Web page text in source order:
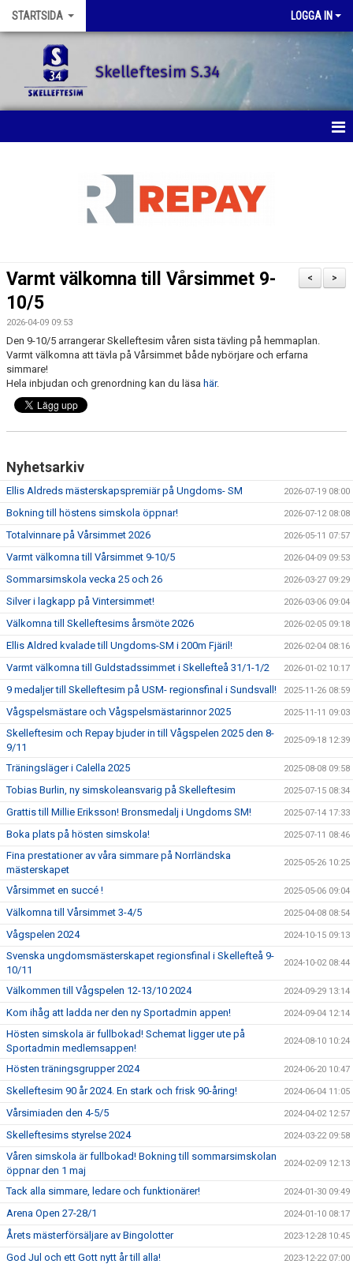
STARTSIDA LOGGA IN
Skelleftesim S.34
TÄVLINGAR
KONTAKT
KALENDER
KLUBBKLÄDER
LEDIGA TJÄNSTER
DOKUMENT
>
<
Varmt välkomna till Vårsimmet 9-
10/5
2026-04-09 09:53
Den 9-10/5 arrangerar Skelleftesim våren sista tävling på hemmaplan.
Varmt välkomna att tävla på Vårsimmet både nybörjare och erfarna
simmare!
Hela inbjudan och grenordning kan du läsa här.
Nyhetsarkiv
Ellis Aldreds mästerskapspremiär på Ungdoms- SM 2026-07-19 08:00
Bokning till höstens simskola öppnar! 2026-07-12 08:08
Totalvinnare på Vårsimmet 2026 2026-05-11 07:57
Varmt välkomna till Vårsimmet 9-10/5 2026-04-09 09:53
Sommarsimskola vecka 25 och 26 2026-03-27 09:29
Silver i lagkapp på Vintersimmet! 2026-03-06 09:04
Välkomna till Skelleftesims årsmöte 2026 2026-02-05 09:18
Ellis Aldred kvalade till Ungdoms-SM i 200m Fjäril! 2026-02-04 08:16
Varmt välkomna till Guldstadssimmet i Skellefteå 31/1-1/2 2026-01-02 10:17
9 medaljer till Skelleftesim på USM- regionsfinal i Sundsvall! 2025-11-26 08:59
Vågspelsmästare och Vågspelsmästarinnor 2025 2025-11-11 09:03
Skelleftesim och Repay bjuder in till Vågspelen 2025 den 8-
9/11
2025-09-18 12:39
Träningsläger i Calella 2025 2025-08-08 09:58
Tobias Burlin, ny simskoleansvarig på Skelleftesim 2025-07-15 08:34
Grattis till Millie Eriksson! Bronsmedalj i Ungdoms SM! 2025-07-14 17:33
Boka plats på hösten simskola! 2025-07-11 08:46
Fina prestationer av våra simmare på Norrländska
mästerskapet
2025-05-26 10:25
Vårsimmet en succé ! 2025-05-06 09:04
Välkomna till Vårsimmet 3-4/5 2025-04-08 08:54
Vågspelen 2024 2024-10-15 09:13
Svenska ungdomsmästerskapet regionsfinal i Skellefteå 9-
10/11
2024-10-02 08:44
Välkommen till Vågspelen 12-13/10 2024 2024-09-29 13:14
Kom ihåg att ladda ner den ny Sportadmin appen! 2024-09-04 12:14
Hösten simskola är fullbokad! Schemat ligger ute på
Sportadmin medlemsappen!
2024-08-10 10:24
Hösten träningsgrupper 2024 2024-06-20 10:47
Skelleftesim 90 år 2024. En stark och frisk 90-åring! 2024-06-04 11:05
Vårsimiaden den 4-5/5 2024-04-02 12:57
Skelleftesims styrelse 2024 2024-03-22 09:58
Våren simskola är fullbokad! Bokning till sommarsimskolan
öppnar den 1 maj
2024-02-09 12:13
Tack alla simmare, ledare och funktionärer! 2024-01-30 09:49
Arena Open 27-28/1 2024-01-10 08:17
Årets mästerförsäljare av Bingolotter 2023-12-28 10:45
God Jul och ett Gott nytt år till alla! 2023-12-22 07:00